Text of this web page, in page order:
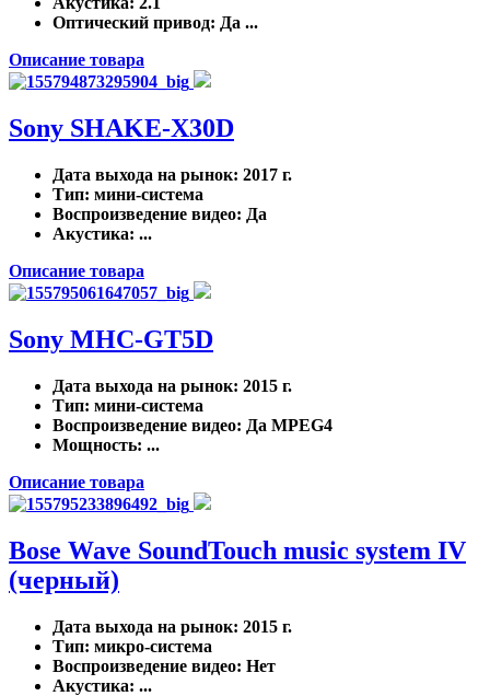
Оптический привод: Да ...
Описание товара
Sony SHAKE-X30D
Дата выхода на рынок: 2017 г.
Тип: мини-система
Воспроизведение видео: Да
Акустика: ...
Описание товара
Sony MHC-GT5D
Дата выхода на рынок: 2015 г.
Тип: мини-система
Воспроизведение видео: Да MPEG4
Мощность: ...
Описание товара
Bose Wave SoundTouch music system IV
(черный)
Дата выхода на рынок: 2015 г.
Тип: микро-система
Воспроизведение видео: Нет
Акустика: ...